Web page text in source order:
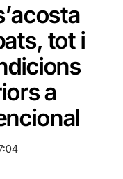
tot i
a